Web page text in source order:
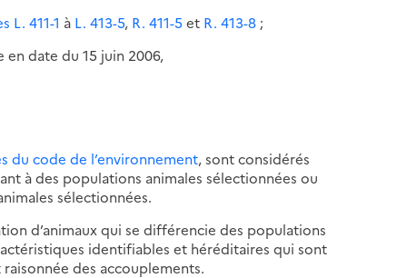
L. 411-1 à L. 413-5, R. 411-5 et R. 413-8 ;
en date du 15 juin 2006,
du code de l’environnement, sont considérés
à des populations animales sélectionnées ou
sélectionnées.
d’animaux qui se différencie des populations
identifiables et héréditaires qui sont
des accouplements.